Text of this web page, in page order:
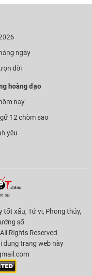
ngày
đời
hoàng đạo
nay
12 chòm sao
yêu
tốt xấu, Tử vi, Phong thủy,
số
Rights Reserved
dung trang web này